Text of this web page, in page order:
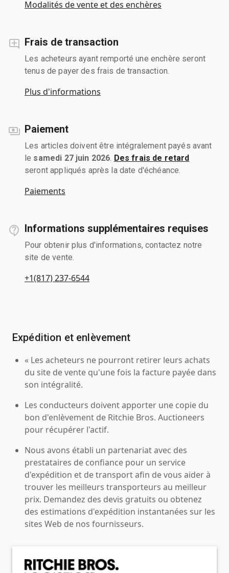
Modalités de vente et des enchères
Frais de transaction
Les acheteurs ayant remporté une enchère seront
tenus de payer des frais de transaction.
Plus d'informations
Paiement
Les articles doivent être intégralement payés avant
le samedi 27 juin 2026 Des frais de retard
seront appliqués après la date d'échéance.
Paiements
Informations supplémentaires requises
Pour obtenir plus d'informations, contactez notre
site de vente.
+1(817) 237-6544
Expédition et enlèvement
« Les acheteurs ne pourront retirer leurs achats
du site de vente qu'une fois la facture payée dans
son intégralité.
Les conducteurs doivent apporter une copie du
bon d'enlèvement de Ritchie Bros. Auctioneers
pour récupérer l'actif.
Nous avons établi un partenariat avec des
prestataires de confiance pour un service
d'expédition et de transport afin de vous aider à
trouver les meilleurs transporteurs au meilleur
prix. Demandez des devis gratuits ou obtenez
des estimations d'expédition instantanées sur les
sites Web de nos fournisseurs.